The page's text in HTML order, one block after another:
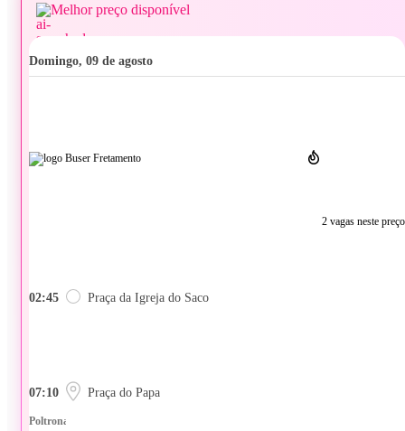
Melhor preço disponível
domingo, 09 de agosto
2 vagas neste preço
02:45 Praça da Igreja do Saco
07:10 Praça do Papa
Poltrona